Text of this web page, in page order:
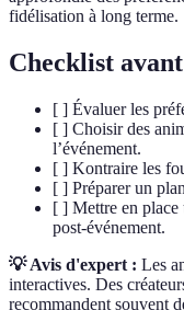
fidélisation à long terme.
Checklist
[ ] Évaluer les
[ ] Choisir des
l’événement.
[ ] Kontraire les
[ ] Préparer un
[ ] Mettre en place
post-événement.
💡 Avis d'expert : Les
interactives. Des
recommandent souvent